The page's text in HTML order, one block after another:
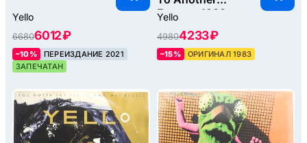
Yello
66806012 ₽
–10%
ПЕРЕИЗДАНИЕ 2021
ЗАПЕЧАТАН
Excess, 1983
Yello
49804233 ₽
–15% ОРИГИНАЛ 1983